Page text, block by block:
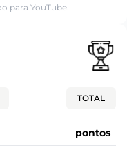
para YouTube.
TOTAL
pontos